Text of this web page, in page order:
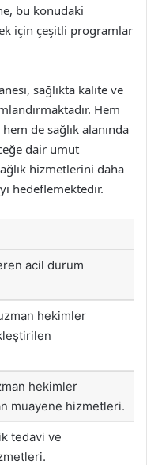
bu konudaki
için çeşitli programlar
sağlıkta kalite ve
Hem
de sağlık alanında
dair umut
hizmetlerini daha
hedeflemektedir.
acil durum
hekimler
hekimler
muayene hizmetleri.
tedavi ve